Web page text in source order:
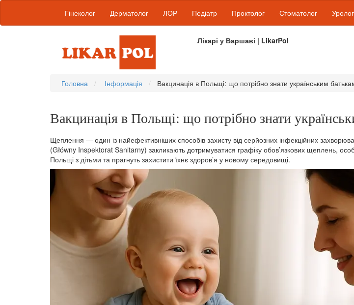
Гінеколог Дерматолог ЛОР Педіатр Проктолог Стоматолог Уролог
Лікарі у Варшаві | LikarPol
Головна Інформація Вакцинація в Польщі: що потрібно знати українським
Вакцинація в Польщі: що потрібно знати
Щеплення — один із найефективніших способів захисту від серйозних інфекційних
(Główny Inspektorat Sanitarny) закликають дотримуватися графіку обов’язкових щеплень,
Польщі з дітьми та прагнуть захистити їхнє здоров’я у новому середовищі.